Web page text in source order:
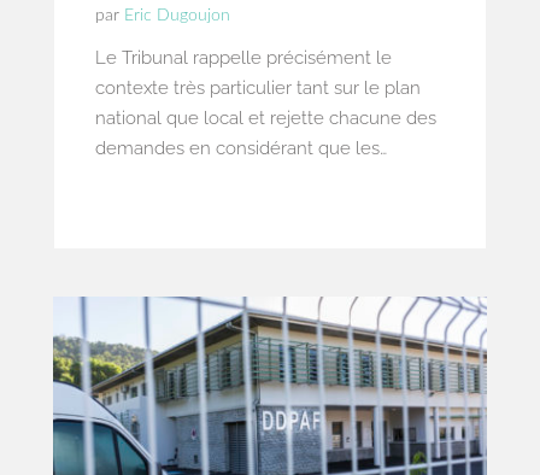
par Eric Dugoujon
Le Tribunal rappelle précisément le
contexte très particulier tant sur le plan
national que local et rejette chacune des
demandes en considérant que les